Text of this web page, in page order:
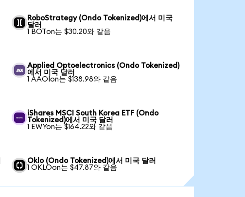
RoboStrategy (Ondo Tokenized)에서 미국
달러
1 BOTon는 $30.20와 같음
Applied Optoelectronics (Ondo Tokenized)
에서 미국 달러
1 AAOIon는 $138.98와 같음
iShares MSCI South Korea ETF (Ondo
Tokenized)에서 미국 달러
1 EWYon는 $164.22와 같음
Oklo (Ondo Tokenized)에서 미국 달러
1 OKLOon는 $47.87와 같음